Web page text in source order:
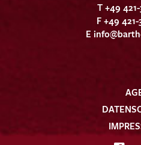
T +49
F +49
E